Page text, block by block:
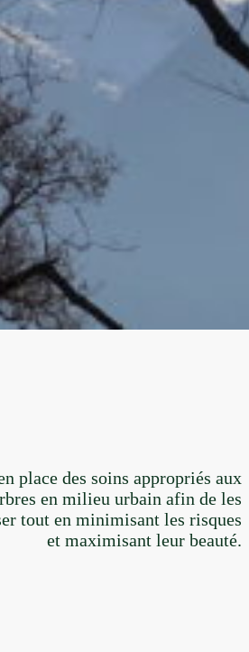
place des soins appropriés aux
en milieu urbain afin de les
tout en minimisant les risques
et maximisant leur beauté.